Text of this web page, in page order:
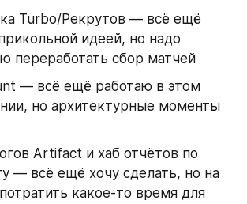
Turbo/Рекрутов — всё ещё
идеей, но надо
переработать сбор матчей
— всё ещё работаю в этом
но архитектурные моменты
Artifact и хаб отчётов по
— всё ещё хочу сделать, но на
какое-то время для